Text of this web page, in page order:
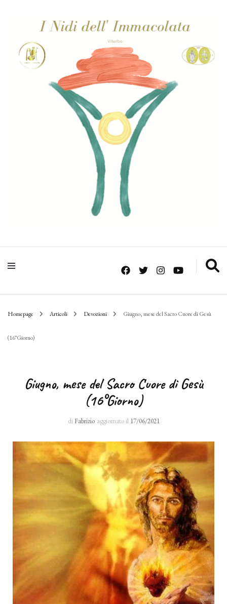
Homepage Articoli Devozioni Giugno, mese del Sacro Cuore di Gesù
(16°Giorno)
Giugno, mese del Sacro Cuore di Gesù
(16°Giorno)
di Fabrizio aggiornato il 17/06/2021